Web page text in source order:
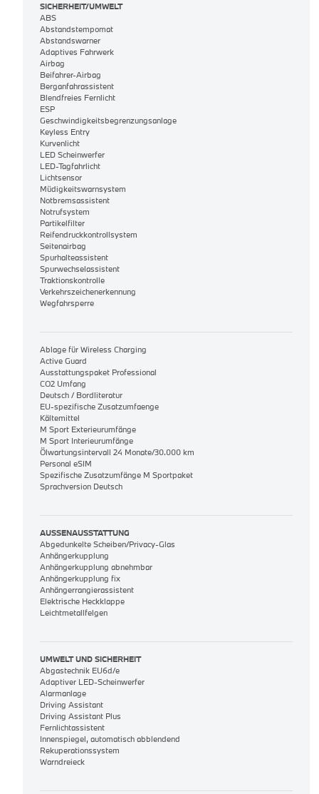
SICHERHEIT/UMWELT
ABS
Abstandstempomat
Abstandswarner
Adaptives Fahrwerk
Airbag
Beifahrer-Airbag
Berganfahrassistent
Blendfreies Fernlicht
ESP
Geschwindigkeitsbegrenzungsanlage
Keyless Entry
Kurvenlicht
LED Scheinwerfer
LED-Tagfahrlicht
Lichtsensor
Müdigkeitswarnsystem
Notbremsassistent
Notrufsystem
Partikelfilter
Reifendruckkontrollsystem
Seitenairbag
Spurhalteassistent
Spurwechselassistent
Traktionskontrolle
Verkehrszeichenerkennung
Wegfahrsperre
Ablage für Wireless Charging
Active Guard
Ausstattungspaket Professional
CO2 Umfang
Deutsch / Bordliteratur
EU-spezifische Zusatzumfaenge
Kältemittel
M Sport Exterieurumfänge
M Sport Interieurumfänge
Ölwartungsintervall 24 Monate/30.000 km
Personal eSIM
Spezifische Zusatzumfänge M Sportpaket
Sprachversion Deutsch
AUSSENAUSSTATTUNG
Abgedunkelte Scheiben/Privacy-Glas
Anhängerkupplung
Anhängerkupplung abnehmbar
Anhängerkupplung fix
Anhängerrangierassistent
Elektrische Heckklappe
Leichtmetallfelgen
UMWELT UND SICHERHEIT
Abgastechnik EU6d/e
Adaptiver LED-Scheinwerfer
Alarmanlage
Driving Assistant
Driving Assistant Plus
Fernlichtassistent
Innenspiegel, automatisch abblendend
Rekuperationssystem
Warndreieck